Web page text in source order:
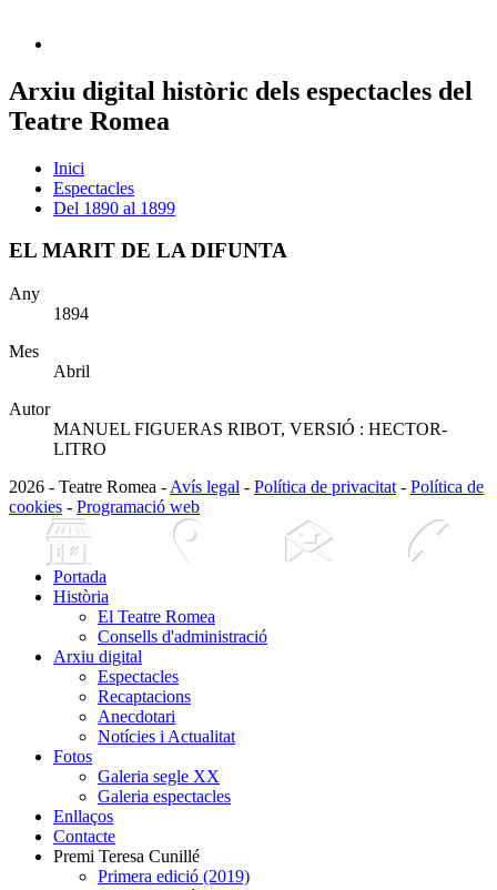
Arxiu digital històric dels espectacles del
Teatre Romea
Inici
Espectacles
Del 1890 al 1899
EL MARIT DE LA DIFUNTA
Any
1894
Mes
Abril
Autor
MANUEL FIGUERAS RIBOT, VERSIÓ : HECTOR-
LITRO
2026 - Teatre Romea - Avís legal - Política de privacitat - Política de
cookies - Programació web
Portada
Història
El Teatre Romea
Consells d'administració
Arxiu digital
Espectacles
Recaptacions
Anecdotari
Notícies i Actualitat
Fotos
Galeria segle XX
Galeria espectacles
Enllaços
Contacte
Premi Teresa Cunillé
Primera edició (2019)